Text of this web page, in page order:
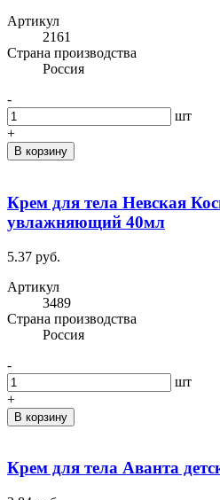
Артикул
2161
Cтрана производства
Россия
-
шт
+
В корзину
Крем для тела Невская
увлажняющий 40мл
5.37 руб.
Артикул
3489
Cтрана производства
Россия
-
шт
+
В корзину
Крем для тела Аванта